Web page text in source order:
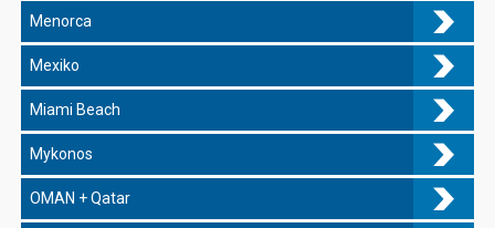
Menorca
Mexiko
Miami Beach
Mykonos
OMAN + Qatar